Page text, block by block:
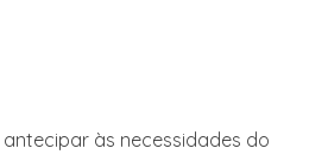
às necessidades do